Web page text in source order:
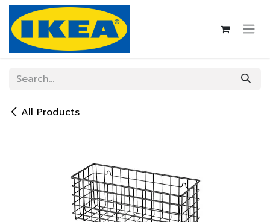
Skip to Content
All Products